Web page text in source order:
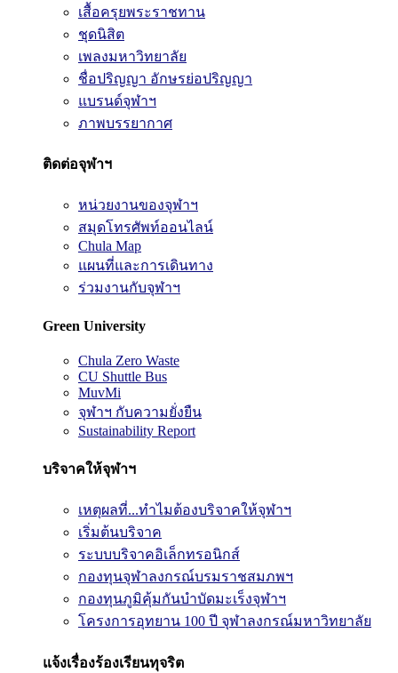
เสื้อครุยพระราชทาน
ชุดนิสิต
เพลงมหาวิทยาลัย
ชื่อปริญญา อักษรย่อปริญญา
แบรนด์จุฬาฯ
ภาพบรรยากาศ
ติดต่อจุฬาฯ
หน่วยงานของจุฬาฯ
สมุดโทรศัพท์ออนไลน์
Chula Map
แผนที่และการเดินทาง
ร่วมงานกับจุฬาฯ
Green University
Chula Zero Waste
CU Shuttle Bus
MuvMi
จุฬาฯ กับความยั่งยืน
Sustainability Report
บริจาคให้จุฬาฯ
เหตุผลที่...ทำไมต้องบริจาคให้จุฬาฯ
เริ่มต้นบริจาค
ระบบบริจาคอิเล็กทรอนิกส์
กองทุนจุฬาลงกรณ์บรมราชสมภพฯ
กองทุนภูมิคุ้มกันบำบัดมะเร็งจุฬาฯ
โครงการอุทยาน 100 ปี จุฬาลงกรณ์มหาวิทยาลัย
แจ้งเรื่องร้องเรียนทุจริต